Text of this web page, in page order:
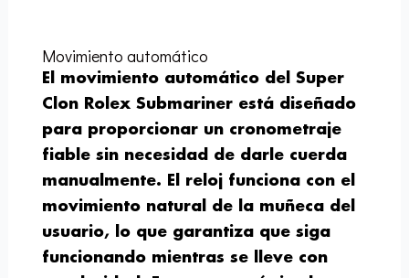
Movimiento automático
El movimiento automático del Super
Clon Rolex Submariner está diseñado
para proporcionar un cronometraje
fiable sin necesidad de darle cuerda
manualmente. El reloj funciona con el
movimiento natural de la muñeca del
usuario, lo que garantiza que siga
funcionando mientras se lleve con